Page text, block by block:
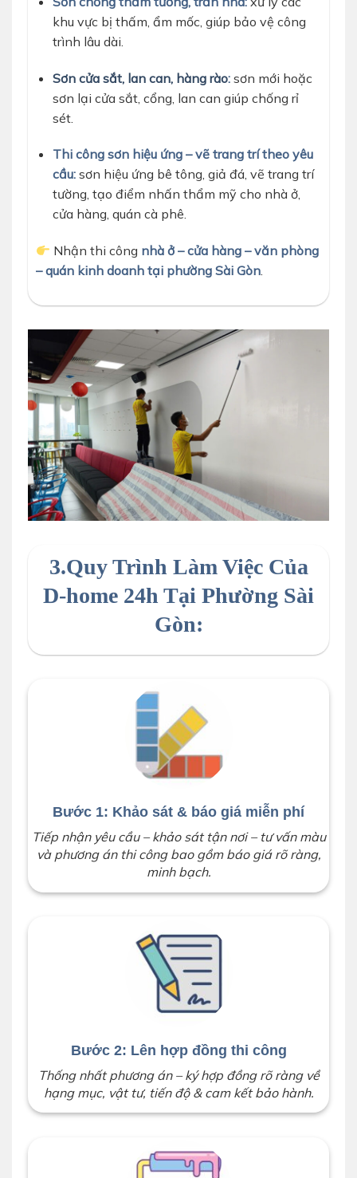
khu vực bị thấm, ẩm mốc, giúp bảo vệ công
trình lâu dài.
Sơn cửa sắt, lan can, hàng rào:sơn mới hoặc
sơn lại cửa sắt, cổng, lan can giúp chống rỉ
sét.
Thi công sơn hiệu ứng – vẽ trang trí theo yêu
cầu:sơn hiệu ứng bê tông, giả đá, vẽ trang trí
tường, tạo điểm nhấn thẩm mỹ cho nhà ở,
cửa hàng, quán cà phê.
Nhận thi công nhà ở – cửa hàng – văn phòng
– quán kinh doanh tại phường Sài Gòn.
3.Quy Trình Làm Việc Của
D-home 24h Tại Phường Sài
Gòn:
Bước 1: Khảo sát & báo giá miễn phí
Tiếp nhận yêu cầu – khảo sát tận nơi – tư vấn màu
và phương án thi công bao gồm báo giá rõ ràng,
minh bạch.
Bước 2: Lên hợp đồng thi công
Thống nhất phương án – ký hợp đồng rõ ràng về
hạng mục, vật tư, tiến độ & cam kết bảo hành.